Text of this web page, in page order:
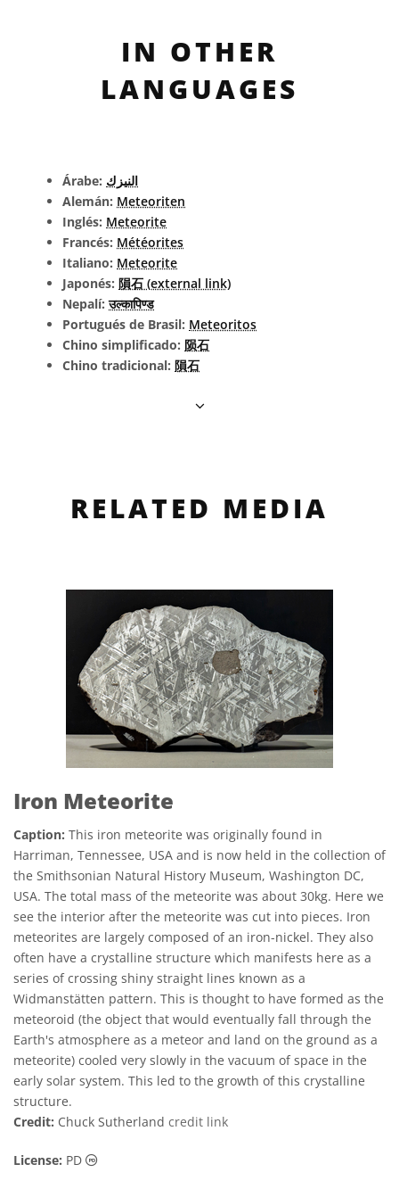
IN OTHER
LANGUAGES
Árabe: النيزك
Alemán: Meteoriten
Inglés: Meteorite
Francés: Météorites
Italiano: Meteorite
Japonés: 隕石 (external link)
Nepalí:उल्कापिण्ड
Portugués de Brasil: Meteoritos
Chino simplificado: 陨石
Chino tradicional: 隕石
RELATED MEDIA
Iron Meteorite
Caption: This iron meteorite was originally found in
Harriman, Tennessee, USA and is now held in the collection of
the Smithsonian Natural History Museum, Washington DC,
USA. The total mass of the meteorite was about 30kg. Here we
see the interior after the meteorite was cut into pieces. Iron
meteorites are largely composed of an iron-nickel. They also
often have a crystalline structure which manifests here as a
series of crossing shiny straight lines known as a
Widmanstätten pattern. This is thought to have formed as the
meteoroid (the object that would eventually fall through the
Earth's atmosphere as a meteor and land on the ground as a
meteorite) cooled very slowly in the vacuum of space in the
early solar system. This led to the growth of this crystalline
structure.
Credit: Chuck Sutherland credit link
License: PD Public Domain icons